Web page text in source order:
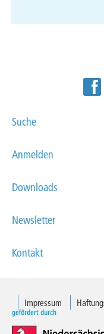
Suche
Anmelden
Downloads
Newsletter
Kontakt
Impressum